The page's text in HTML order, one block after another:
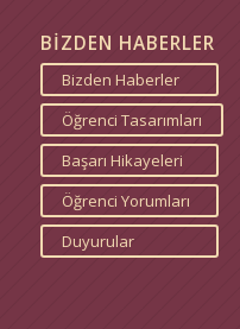
BİZDEN HABERLER
Bizden Haberler
Öğrenci Tasarımları
Başarı Hikayeleri
Öğrenci Yorumları
Duyurular